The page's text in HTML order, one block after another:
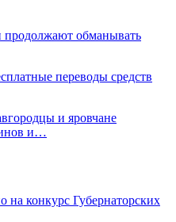
обманывать
переводы средств
и яровчане
и…
на конкурс Губернаторских